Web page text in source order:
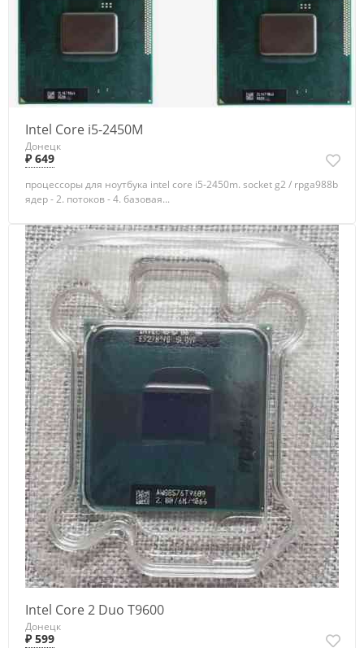
Intel Core i5-2450M
Донецк
₽ 649
процессоры для ноутбука intel core i5-2450m. socket g2 / rpga988b
ядер - 2. потоков - 4. базовая...
Intel Core 2 Duo T9600
Донецк
₽ 599